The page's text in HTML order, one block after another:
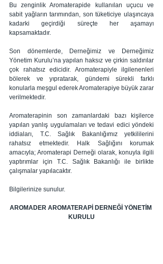
Bu zenginlik Aromaterapide kullanılan uçucu ve
sabit yağların tarımından, son tüketiciye ulaşıncaya
kadarki geçirdiği süreçte her aşamayı
kapsamaktadır.
Son dönemlerde, Derneğimiz ve Derneğimiz
Yönetim Kurulu’na yapılan haksız ve çirkin saldırılar
çok rahatsız edicidir. Aromaterapiyle ilgilenenleri
bölerek ve yıpratarak, gündemi sürekli farklı
konularla meşgul ederek Aromaterapiye büyük zarar
verilmektedir.
Aromaterapinin son zamanlardaki bazı kişilerce
yapılan yanlış uygulamaları ve tedavi edici yöndeki
iddiaları, T.C. Sağlık Bakanlığımız yetkililerini
rahatsız etmektedir. Halk Sağlığını korumak
amacıyla; Aromaterapi Derneği olarak, konuyla ilgili
yaptırımlar için T.C. Sağlık Bakanlığı ile birlikte
çalışmalar yapılacaktır.
Bilgilerinize sunulur.
AROMADER AROMATERAPİ DERNEĞİ YÖNETİM
KURULU